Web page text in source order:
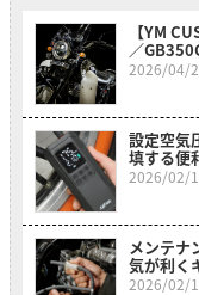
【YM
／
2026/04/
設定空気
填する便
2026/02/
メンテナ
気が利く
2026/02/